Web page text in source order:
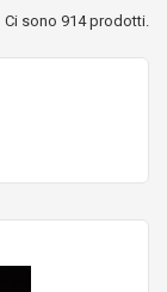
Ci sono 914 prodotti.